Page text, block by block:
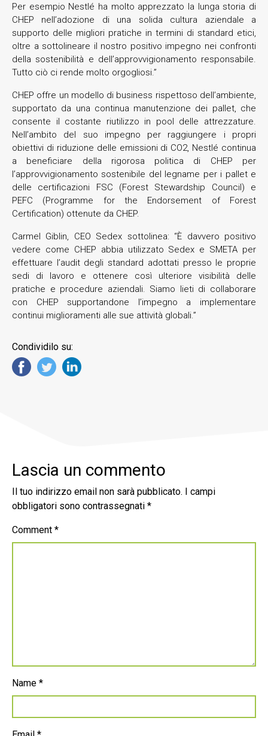
Per esempio Nestlé ha molto apprezzato la lunga storia di
CHEP nell’adozione di una solida cultura aziendale a
supporto delle migliori pratiche in termini di standard etici,
oltre a sottolineare il nostro positivo impegno nei confronti
della sostenibilità e dell’approvvigionamento responsabile.
Tutto ciò ci rende molto orgogliosi.”
CHEP offre un modello di business rispettoso dell’ambiente,
supportato da una continua manutenzione dei pallet, che
consente il costante riutilizzo in pool delle attrezzature.
Nell’ambito del suo impegno per raggiungere i propri
obiettivi di riduzione delle emissioni di CO2, Nestlé continua
a beneficiare della rigorosa politica di CHEP per
l’approvvigionamento sostenibile del legname per i pallet e
delle certificazioni FSC (Forest Stewardship Council) e
PEFC (Programme for the Endorsement of Forest
Certification) ottenute da CHEP.
Carmel Giblin, CEO Sedex sottolinea: “È davvero positivo
vedere come CHEP abbia utilizzato Sedex e SMETA per
effettuare l’audit degli standard adottati presso le proprie
sedi di lavoro e ottenere così ulteriore visibilità delle
pratiche e procedure aziendali. Siamo lieti di collaborare
con CHEP supportandone l’impegno a implementare
continui miglioramenti alle sue attività globali.”
Condividilo su:
Lascia un commento
Il tuo indirizzo email non sarà pubblicato.
I campi
obbligatori sono contrassegnati *
Comment *
Name *